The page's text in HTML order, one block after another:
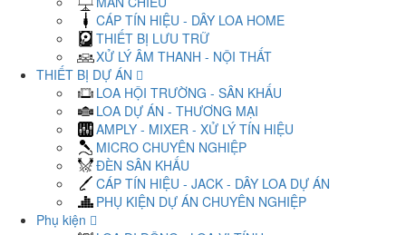
CÁP TÍN HIỆU - DÂY LOA HOME
THIẾT BỊ LƯU TRỮ
XỬ LÝ ÂM THANH - NỘI THẤT
THIẾT BỊ DỰ ÁN
LOA HỘI TRƯỜNG - SÂN KHẤU
LOA DỰ ÁN - THƯƠNG MẠI
AMPLY - MIXER - XỬ LÝ TÍN HIỆU
MICRO CHUYÊN NGHIỆP
ĐÈN SÂN KHẤU
CÁP TÍN HIỆU - JACK - DÂY LOA DỰ ÁN
PHỤ KIỆN DỰ ÁN CHUYÊN NGHIỆP
Phụ kiện